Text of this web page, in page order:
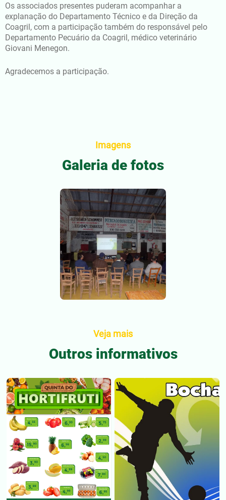
Os associados presentes puderam acompanhar a
explanação do Departamento Técnico e da Direção da
Coagril, com a participação também do responsável pelo
Departamento Pecuário da Coagril, médico veterinário
Giovani Menegon.
Agradecemos a participação.
Imagens
Galeria de fotos
Veja mais
Outros informativos